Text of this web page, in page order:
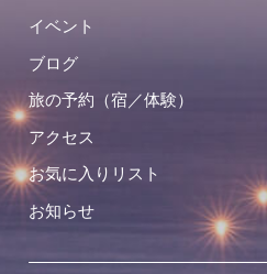
イベント
ブログ
旅の予約（宿／体験）
アクセス
お気に入りリスト
お知らせ